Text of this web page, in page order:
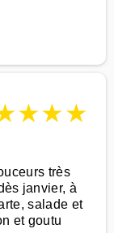
★★★
très
janvier, à
salade et
et goutu